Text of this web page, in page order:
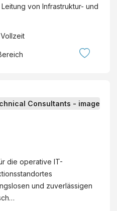
von Infrastruktur- und
Vollzeit
die operative IT-
und zuverlässigen